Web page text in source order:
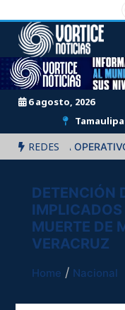
to
content
"Informando al
6 agosto, 2026
REDES
ACTIVA OPERATIVO
DETENCIÓN
IMPLICADOS
MUERTE DE
VERACRUZ
Home Nacional